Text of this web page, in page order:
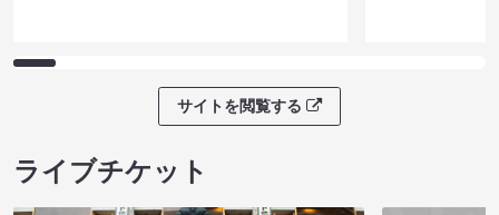
サイトを閲覧する
ライブチケット